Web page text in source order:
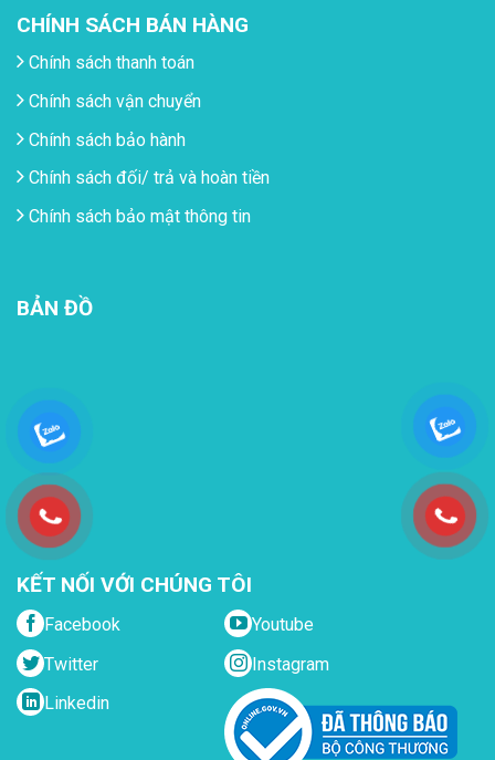
CHÍNH SÁCH BÁN HÀNG
Chính sách thanh toán
Chính sách vận chuyển
Chính sách bảo hành
Chính sách đối/ trả và hoàn tiền
Chính sách bảo mật thông tin
BẢN ĐỒ
KẾT NỐI VỚI CHÚNG TÔI
Facebook
Youtube
Twitter
Instagram
Linkedin